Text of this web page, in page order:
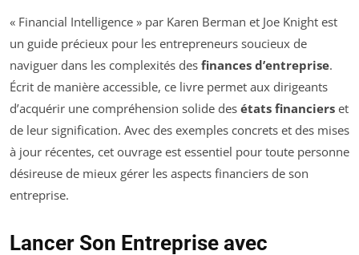
« Financial Intelligence » par Karen Berman et Joe Knight est
un guide précieux pour les entrepreneurs soucieux de
naviguer dans les complexités des finances d’entreprise.
Écrit de manière accessible, ce livre permet aux dirigeants
d’acquérir une compréhension solide des états financiers et
de leur signification. Avec des exemples concrets et des mises
à jour récentes, cet ouvrage est essentiel pour toute personne
désireuse de mieux gérer les aspects financiers de son
entreprise.
Lancer Son Entreprise avec